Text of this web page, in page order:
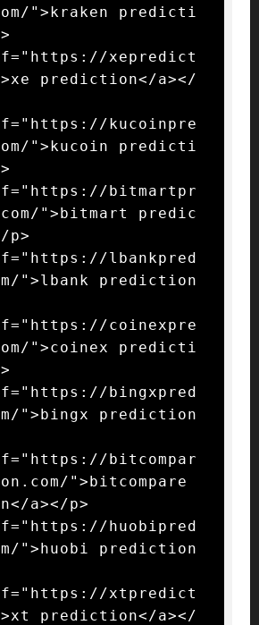
">kraken predicti
xepredict
prediction</a></
kucoinpre
">kucoin predicti
bitmartpr
">bitmart predic
p>
lbankpred
">lbank prediction
coinexpre
">coinex predicti
bingxpred
">bingx prediction
bitcompar
">bitcompare
a></p>
huobipred
">huobi prediction
xtpredict
prediction</a></